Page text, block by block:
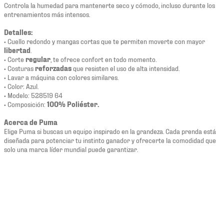
Controla la humedad para mantenerte seco y cómodo, incluso durante los
entrenamientos más intensos.
Detalles:
• Cuello redondo y mangas cortas que te permiten moverte con mayor
libertad
• Corte regular , te ofrece confort en todo momento.
• Costurasreforzadasque resisten el uso de alta intensidad.
• Lavar a máquina con colores similares.
• Color: Azul.
• Modelo: 528519 64
• Composición: 100% Poliéster.
Acerca de Puma
Elige Puma si buscas un equipo inspirado en la grandeza. Cada prenda está
diseñada para potenciar tu instinto ganador y ofrecerte la comodidad que
solo una marca líder mundial puede garantizar.